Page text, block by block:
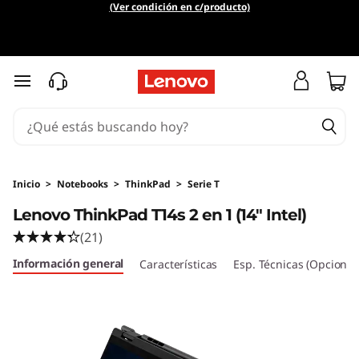
h
P
a
d
(Ver condición en c/producto)
Ir al contenido principal
Inicio > Notebooks > ThinkPad > Serie T
Lenovo ThinkPad T14s 2 en 1 (14" Intel)
(21)
Información general Características Esp. Técnicas